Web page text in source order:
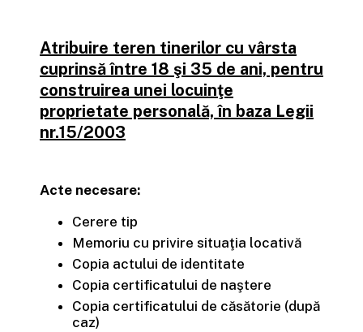
Atribuire teren tinerilor cu vârsta
cuprinsă între 18 şi 35 de ani, pentru
construirea unei locuinţe
proprietate personală, în baza Legii
nr.15/2003
Acte necesare:
Cerere tip
Memoriu cu privire situaţia locativă
Copia actului de identitate
Copia certificatului de naştere
Copia certificatului de căsătorie (după
caz)